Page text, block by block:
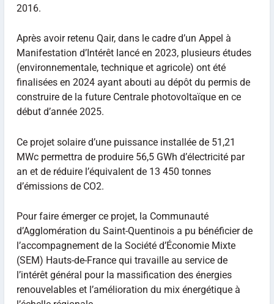
2016.
Après avoir retenu Qair, dans le cadre d’un Appel à
Manifestation d’Intérêt lancé en 2023, plusieurs études
(environnementale, technique et agricole) ont été
finalisées en 2024 ayant abouti au dépôt du permis de
construire de la future Centrale photovoltaïque en ce
début d’année 2025.
Ce projet solaire d’une puissance installée de 51,21
MWc permettra de produire 56,5 GWh d’électricité par
an et de réduire l’équivalent de 13 450 tonnes
d’émissions de CO2.
Pour faire émerger ce projet, la Communauté
d’Agglomération du Saint-Quentinois a pu bénéficier de
l’accompagnement de la Société d’Économie Mixte
(SEM) Hauts-de-France qui travaille au service de
l’intérêt général pour la massification des énergies
renouvelables et l’amélioration du mix énergétique à